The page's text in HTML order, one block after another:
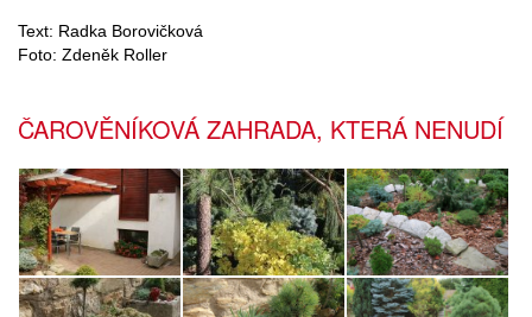
Text: Radka Borovičková
Foto: Zdeněk Roller
ČAROVĚNÍKOVÁ ZAHRADA, KTERÁ NENUDÍ